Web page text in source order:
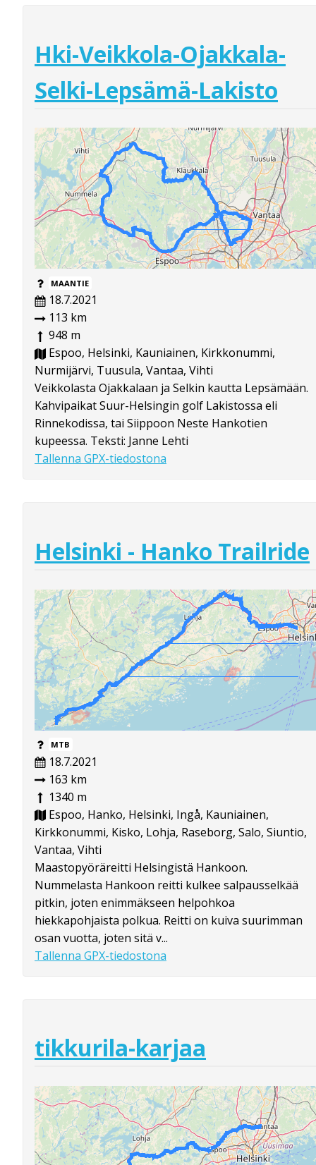
Hki-Veikkola-Ojakkala-
Selki-Lepsämä-Lakisto
MAANTIE
18.7.2021
113 km
948 m
Espoo, Helsinki, Kauniainen, Kirkkonummi,
Nurmijärvi, Tuusula, Vantaa, Vihti
Veikkolasta Ojakkalaan ja Selkin kautta Lepsämään.
Kahvipaikat Suur-Helsingin golf Lakistossa eli
Rinnekodissa, tai Siippoon Neste Hankotien
kupeessa. Teksti: Janne Lehti
Tallenna GPX-tiedostona
Helsinki - Hanko Trailride
MTB
18.7.2021
163 km
1340 m
Espoo, Hanko, Helsinki, Ingå, Kauniainen,
Kirkkonummi, Kisko, Lohja, Raseborg, Salo, Siuntio,
Vantaa, Vihti
Maastopyöräreitti Helsingistä Hankoon.
Nummelasta Hankoon reitti kulkee salpausselkää
pitkin, joten enimmäkseen helpohkoa
hiekkapohjaista polkua. Reitti on kuiva suurimman
osan vuotta, joten sitä v...
Tallenna GPX-tiedostona
tikkurila-karjaa